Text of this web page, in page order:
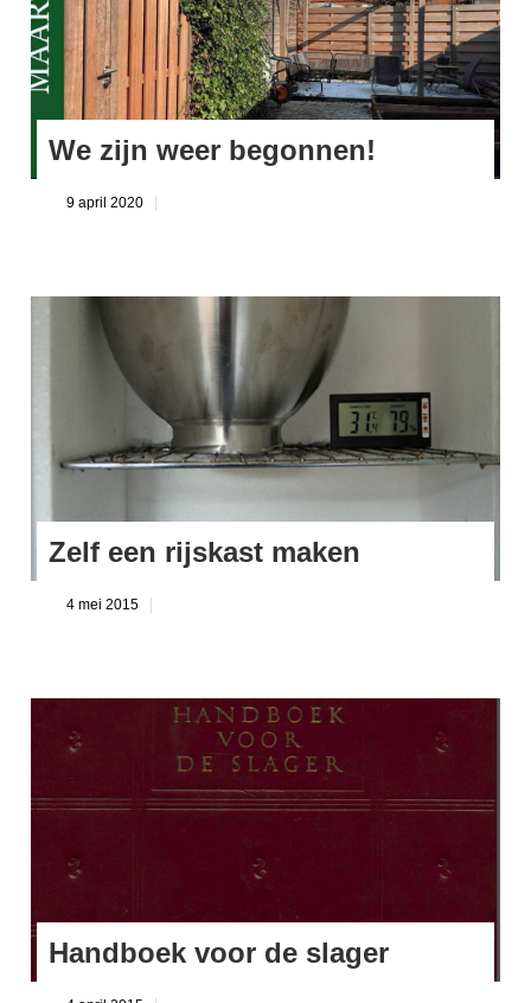
We zijn weer begonnen!
9 april 2020
Zelf een rijskast maken
4 mei 2015
Handboek voor de slager